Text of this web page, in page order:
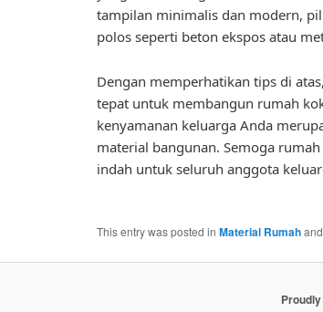
tampilan minimalis dan modern,
polos seperti beton ekspos atau
Dengan memperhatikan tips di
tepat untuk membangun rumah
kenyamanan keluarga Anda
material bangunan. Semoga
indah untuk seluruh anggota
This entry was posted in Material Rumah